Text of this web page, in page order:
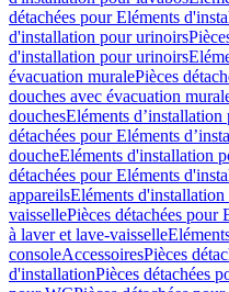
détachées pour Eléments
d'installation pour urinoirs
d'installation pour urinoirs
évacuation muralePièces
douches avec évacuation
douchesEléments d’installation
détachées pour Eléments
doucheEléments d'installation
détachées pour Eléments
appareilsEléments
vaissellePièces détachées pour
à laver et lave-vaisselle
consoleAccessoiresPièces
d'installationPièces détachées